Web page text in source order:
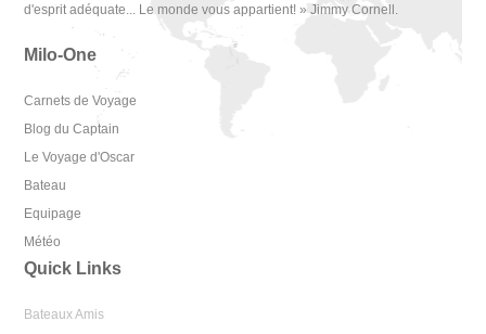
d'esprit adéquate... Le monde vous appartient! » Jimmy Cornell.
Milo-One
Carnets de Voyage
Blog du Captain
Le Voyage d'Oscar
Bateau
Equipage
Météo
Quick Links
Bateaux Amis